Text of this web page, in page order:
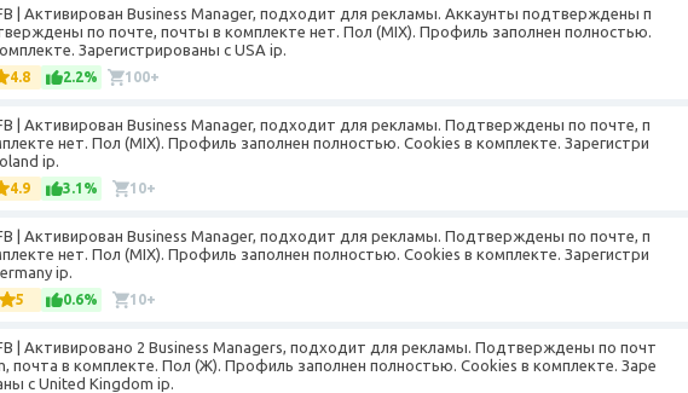
| Активирован Business Manager, подходит для рекламы. Аккаунты подтверждены п
по почте, почты в комплекте нет. Пол (MIX). Профиль заполнен полностью.
Зарегистрированы с USA ip.
4.8 2.2% 100+
| Активирован Business Manager, подходит для рекламы. Подтверждены по почте, п
нет. Пол (MIX). Профиль заполнен полностью. Cookies в комплекте. Зарегистри
ip.
4.9 3.1% 10+
| Активирован Business Manager, подходит для рекламы. Подтверждены по почте, п
нет. Пол (MIX). Профиль заполнен полностью. Cookies в комплекте. Зарегистри
ip.
5 0.6% 10+
| Активировано 2 Business Managers, подходит для рекламы. Подтверждены по почт
почта в комплекте. Пол (Ж). Профиль заполнен полностью. Cookies в комплекте. Заре
с United Kingdom ip.